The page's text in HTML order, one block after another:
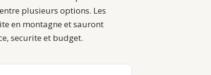
plusieurs options. Les
en montagne et sauront
securite et budget.